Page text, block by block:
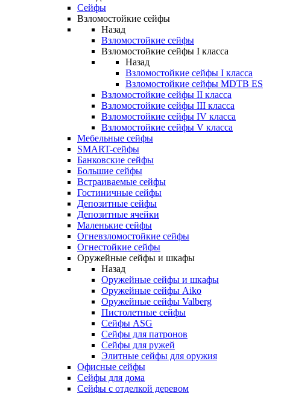
Сейфы
Взломостойкие сейфы
Назад
Взломостойкие сейфы
Взломостойкие сейфы I класса
Назад
Взломостойкие сейфы I класса
Взломостойкие сейфы MDTB ES
Взломостойкие сейфы II класса
Взломостойкие сейфы III класса
Взломостойкие сейфы IV класса
Взломостойкие сейфы V класса
Мебельные сейфы
SMART-сейфы
Банковские сейфы
Большие сейфы
Встраиваемые сейфы
Гостиничные сейфы
Депозитные сейфы
Депозитные ячейки
Маленькие сейфы
Огневзломостойкие сейфы
Огнестойкие сейфы
Оружейные сейфы и шкафы
Назад
Оружейные сейфы и шкафы
Оружейные сейфы Aiko
Оружейные сейфы Valberg
Пистолетные сейфы
Сейфы ASG
Сейфы для патронов
Сейфы для ружей
Элитные сейфы для оружия
Офисные сейфы
Сейфы для дома
Сейфы с отделкой деревом